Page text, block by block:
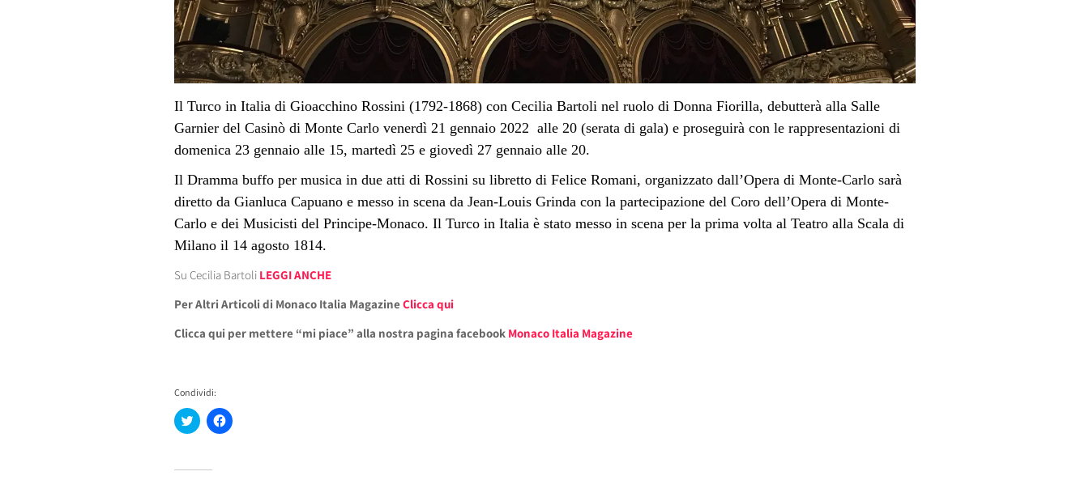
Il Turco in Italia di Gioacchino Rossini (1792-1868) con Cecilia Bartoli nel ruolo di Donna Fiorilla, debutterà alla Salle
Garnier del Casinò di Monte Carlo venerdì 21 gennaio 2022 alle 20 (serata di gala) e proseguirà con le rappresentazioni di
domenica 23 gennaio alle 15, martedì 25 e giovedì 27 gennaio alle 20.
Il Dramma buffo per musica in due atti di Rossini su libretto di Felice Romani, organizzato dall’Opera di Monte-Carlo sarà
diretto da Gianluca Capuano e messo in scena da Jean-Louis Grinda conla partecipazione del Coro dell’Opera di Monte-
Carlo e dei Musicisti del Principe-Monaco. Il Turco in Italia è stato messo in scena per la prima volta al Teatro alla Scala di
Milano il 14 agosto 1814.
Su Cecilia Bartoli LEGGI ANCHE
Per Altri Articoli di Monaco Italia Magazine Clicca qui
Clicca qui per mettere “mi piace” alla nostra pagina facebook Monaco Italia Magazine
Condividi:
Fai
clic
su
Fai
clic